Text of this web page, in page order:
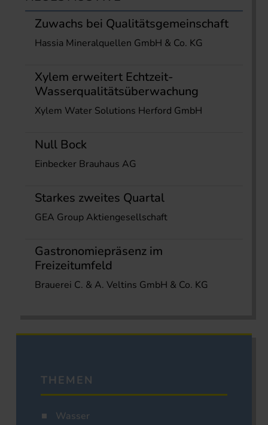
Zuwachs bei Qualitätsgemeinschaft
Hassia Mineralquellen GmbH & Co. KG
Xylem erweitert Echtzeit-
Wasserqualitätsüberwachung
Xylem Water Solutions Herford GmbH
Null Bock
Einbecker Brauhaus AG
Starkes zweites Quartal
GEA Group Aktiengesellschaft
Gastronomiepräsenz im
Freizeitumfeld
Brauerei C. & A. Veltins GmbH & Co. KG
THEMEN
Wasser